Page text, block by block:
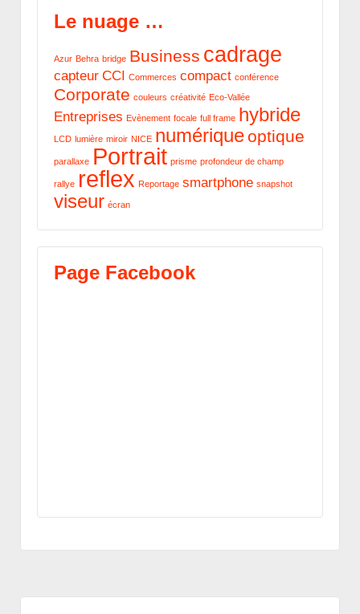
Le nuage …
Azur Behra bridge Business cadrage
capteur CCI Commerces compact conférence
Corporate couleurs créativité Eco-Vallée
Entreprises Evènement focale full frame hybride
LCD lumière miroir NICE numériqueoptique
parallaxe Portrait prisme profondeur de champ
rallye reflex Reportage smartphone snapshot
viseur écran
Page Facebook